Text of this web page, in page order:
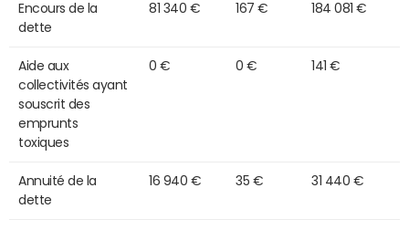
Encours de la
dette
81 340 € 167 € 184 081 €
Aide aux
collectivités ayant
souscrit des
emprunts
toxiques
0 € 0 € 141 €
Annuité de la
dette
16 940 € 35 € 31 440 €